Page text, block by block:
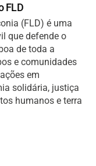
FLD
(FLD) é uma
que defende o
de toda a
e comunidades
em
solidária, justiça
humanos e terra